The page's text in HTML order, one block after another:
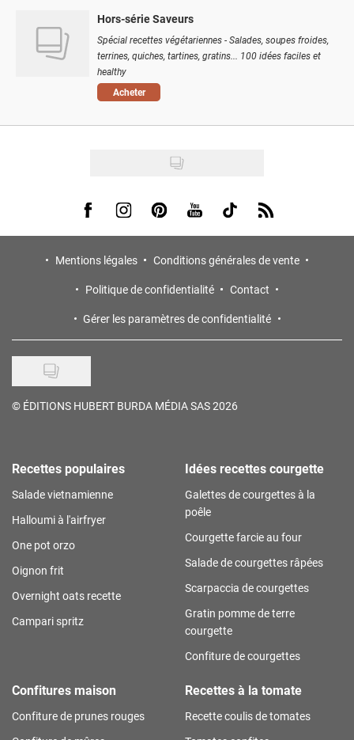
Hors-série Saveurs
Spécial recettes végétariennes - Salades, soupes froides,
terrines, quiches, tartines, gratins... 100 idées faciles et
healthy
Acheter
Visit us on Facebook
Visit us on Instagram
Visit us on Pinterest
Visit us on Youtube
Visit us on Tiktok
Visit us on Rss
Mentions légales
Conditions générales de vente
Politique de confidentialité
Contact
Gérer les paramètres de confidentialité
© ÉDITIONS HUBERT BURDA MÉDIA SAS 2026
Recettes populaires
Salade vietnamienne
Halloumi à l'airfryer
One pot orzo
Oignon frit
Overnight oats recette
Campari spritz
Idées recettes courgette
Galettes de courgettes à la
poêle
Courgette farcie au four
Salade de courgettes râpées
Scarpaccia de courgettes
Gratin pomme de terre
courgette
Confiture de courgettes
Confitures maison
Confiture de prunes rouges
Recettes à la tomate
Recette coulis de tomates